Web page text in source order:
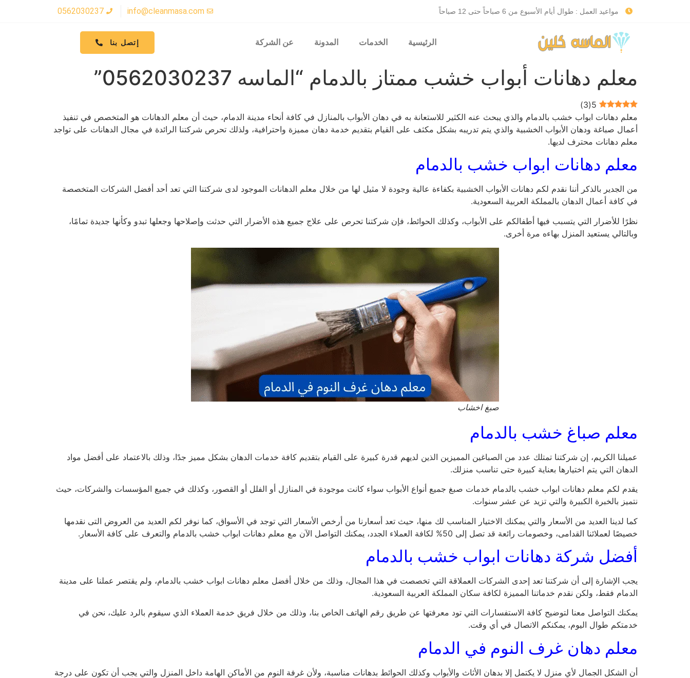
مواعيد العمل : طوال أيام الأسبوع من 6 صباحاً حتى 12 صباحاً info@cleanmasa.com
0562030237
الرئيسية الخدمات المدونة عن الشركة إتصل بنا
معلم دهانات أبواب خشب ممتاز بالدمام “الماسه 0562030237”
5
(
3
)
معلم دهانات ابواب خشب بالدمام والذي يبحث عنه الكثير للاستعانة به في دهان الأبواب بالمنازل في كافة أنحاء مدينة الدمام، حيث أن معلم الدهانات هو المتخصص في تنفيذ
أعمال صباغة ودهان الأبواب الخشبية والذي يتم تدريبه بشكل مكثف على القيام بتقديم خدمة دهان مميزة واحترافية، ولذلك تحرص شركتنا الرائدة في مجال الدهانات على تواجد
معلم دهانات محترف لديها.
معلم دهانات ابواب خشب بالدمام
من الجدير بالذكر أننا نقدم لكم دهانات الأبواب الخشبية بكفاءة عالية وجودة لا مثيل لها من خلال معلم الدهانات الموجود لدى شركتنا التي تعد أحد أفضل الشركات المتخصصة
في كافة أعمال الدهان بالمملكة العربية السعودية.
نظرًا للأضرار التي يتسبب فيها أطفالكم على الأبواب، وكذلك الحوائط، فإن شركتنا تحرص على علاج جميع هذه الأضرار التي حدثت وإصلاحها وجعلها تبدو وكأنها جديدة تمامًا،
وبالتالي يستعيد المنزل بهاءه مرة أخرى.
صبغ اخشاب
معلم صباغ خشب بالدمام
عميلنا الكريم، إن شركتنا تمتلك عدد من الصباغين المميزين الذين لديهم قدرة كبيرة على القيام بتقديم كافة خدمات الدهان بشكل مميز جدًا، وذلك بالاعتماد على أفضل مواد
الدهان التي يتم اختيارها بعناية كبيرة حتى تناسب منزلك.
يقدم لكم معلم دهانات ابواب خشب بالدمام خدمات صبغ جميع أنواع الأبواب سواء كانت موجودة في المنازل أو الفلل أو القصور، وكذلك في جميع المؤسسات والشركات، حيث
نتميز بالخبرة الكبيرة والتي تزيد عن عشر سنوات.
كما لدينا العديد من الأسعار والتي يمكنك الاختيار المناسب لك منها، حيث تعد أسعارنا من أرخص الأسعار التي توجد في الأسواق، كما نوفر لكم العديد من العروض التى نقدمها
خصيصًا لعملائنا القدامى، وخصومات رائعة قد تصل إلى 50% لكافة العملاء الجدد، يمكنك التواصل الآن مع معلم دهانات ابواب خشب بالدمام والتعرف على كافة الأسعار.
أفضل شركة دهانات ابواب خشب بالدمام
يجب الإشارة إلى أن شركتنا تعد إحدى الشركات العملاقة التي تخصصت في هذا المجال، وذلك من خلال أفضل معلم دهانات ابواب خشب بالدمام، ولم يقتصر عملنا على مدينة
الدمام فقط، ولكن نقدم خدماتنا المميزة لكافة سكان المملكة العربية السعودية.
يمكنك التواصل معنا لتوضيح كافة الاستفسارات التي تود معرفتها عن طريق رقم الهاتف الخاص بنا، وذلك من خلال فريق خدمة العملاء الذي سيقوم بالرد عليك، نحن في
خدمتكم طوال اليوم، يمكنكم الاتصال في أي وقت.
معلم دهان غرف النوم في الدمام
أن الشكل الجمال لأي منزل لا يكتمل إلا بدهان الأثاث والأبواب وكذلك الحوائط بدهانات مناسبة، ولأن غرفة النوم من الأماكن الهامة داخل المنزل والتي يجب أن تكون على درجة